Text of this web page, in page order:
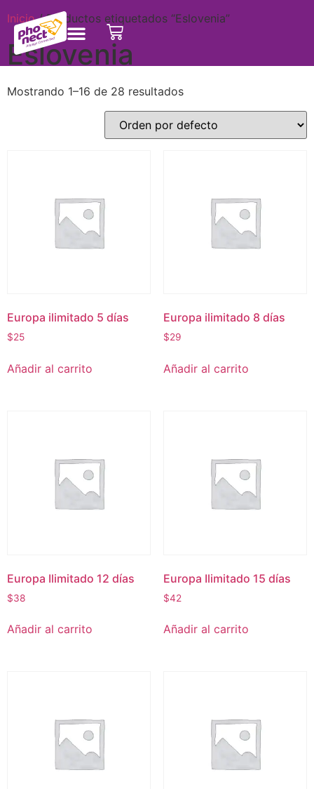
Inicio/ Productos etiquetados “Eslovenia”
Eslovenia
Mostrando 1–16 de 28 resultados
Europa ilimitado 5 días
$25
Añadir al carrito
Europa ilimitado 8 días
$29
Añadir al carrito
Europa Ilimitado 12 días
$38
Añadir al carrito
Europa Ilimitado 15 días
$42
Añadir al carrito